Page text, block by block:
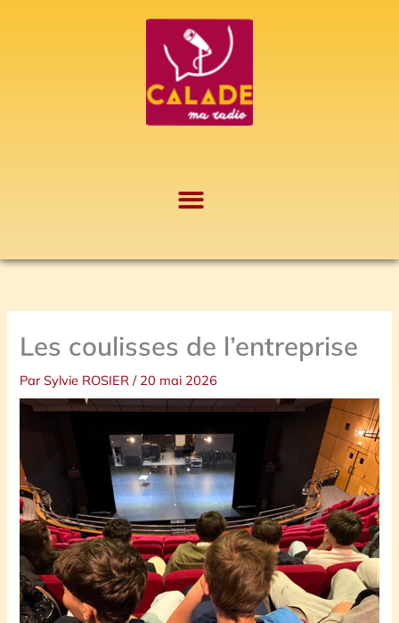
Les coulisses de l’entreprise
ParSylvie ROSIER/ 20 mai 2026